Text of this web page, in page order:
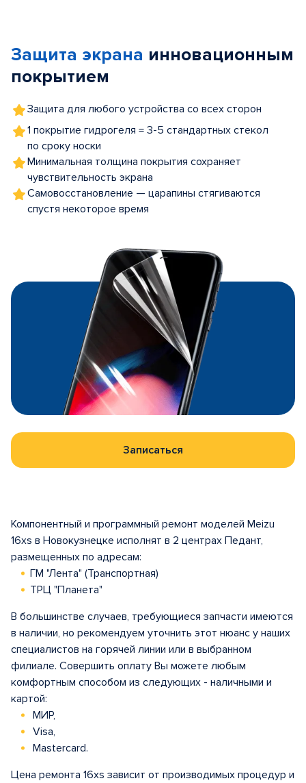
5
Защита экрана инновационным
покрытием
Защита для любого устройства со всех сторон
1 покрытие гидрогеля = 3-5 стандартных стекол
по сроку носки
Минимальная толщина покрытия сохраняет
чувствительность экрана
Самовосстановление — царапины стягиваются
спустя некоторое время
Записаться
Компонентный и программный ремонт моделей Meizu
16xs в Новокузнецке исполнят в 2 центрах Педант,
размещенных по адресам:
ГМ "Лента" (Транспортная)
ТРЦ "Планета"
В большинстве случаев, требующиеся запчасти имеются
в наличии, но рекомендуем уточнить этот нюанс у наших
специалистов на горячей линии или в выбранном
филиале. Совершить оплату Вы можете любым
комфортным способом из следующих - наличными и
картой:
МИР,
Visa,
Mastercard.
Цена ремонта 16xs зависит от производимых процедур и